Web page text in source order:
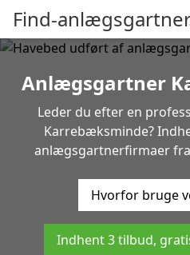
Find-
Anlægsgartner
Leder du efter en
Karrebæksminde?
anlægsgartnerfirmaer
Hvorfor bruge
Indhent 3 tilbud,